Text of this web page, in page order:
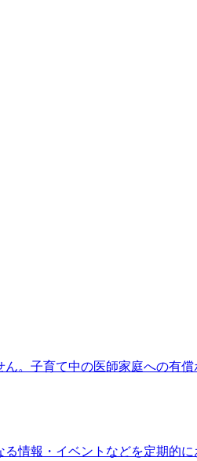
。子育て中の医師家庭への有償
情報・イベントなどを定期的に